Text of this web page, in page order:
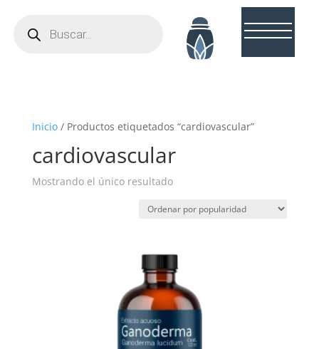
productos
Inicio/ Productos etiquetados “cardiovascular”
cardiovascular
Mostrando el único resultado